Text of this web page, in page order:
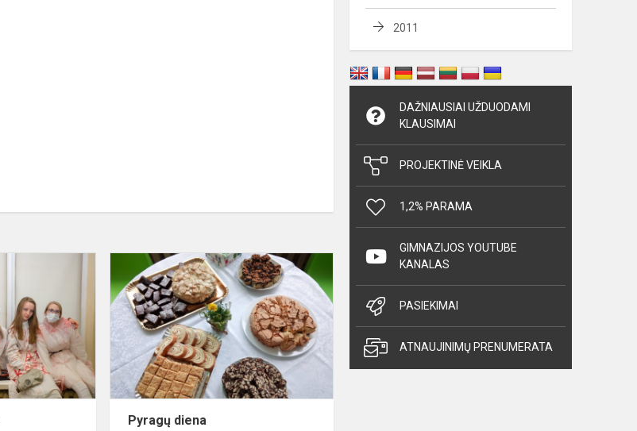
Krikštynos
2018m.
Pyragų
diena
Pyragų diena
2011
DAŽNIAUSIAI UŽDUODAMI
KLAUSIMAI
PROJEKTINĖ VEIKLA
1,2% PARAMA
GIMNAZIJOS YOUTUBE
KANALAS
PASIEKIMAI
ATNAUJINIMŲ PRENUMERATA